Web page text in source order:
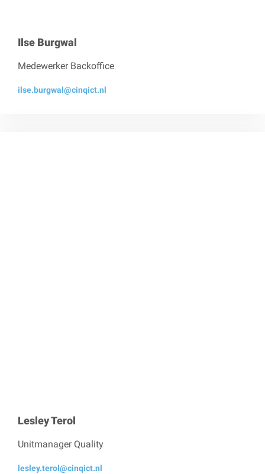
Ilse Burgwal
Medewerker Backoffice
ilse.burgwal@cinqict.nl
Lesley Terol
Unitmanager Quality
lesley.terol@cinqict.nl